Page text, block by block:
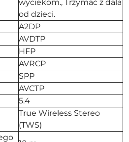
wyciekom., Trzymać z dala
od dzieci.
A2DP
AVDTP
HFP
AVRCP
SPP
AVCTP
5.4
True Wireless Stereo
(TWS)